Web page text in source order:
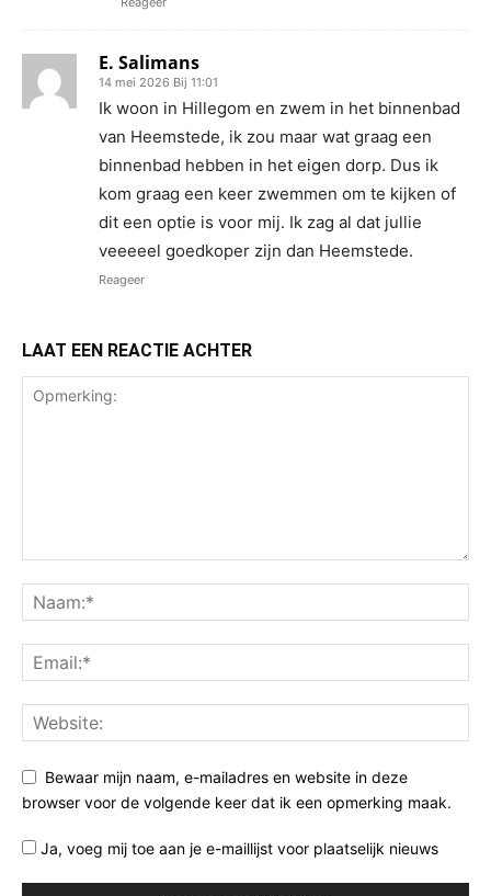
E. Salimans
14 mei 2026 Bij 11:01
Ik woon in Hillegom en zwem in het binnenbad
van Heemstede, ik zou maar wat graag een
binnenbad hebben in het eigen dorp. Dus ik
kom graag een keer zwemmen om te kijken of
dit een optie is voor mij. Ik zag al dat jullie
veeeeel goedkoper zijn dan Heemstede.
Reageer
LAAT EEN REACTIE ACHTER
Bewaar mijn naam, e-mailadres en website in deze
browser voor de volgende keer dat ik een opmerking maak.
Ja, voeg mij toe aan je e-maillijst voor plaatselijk nieuws